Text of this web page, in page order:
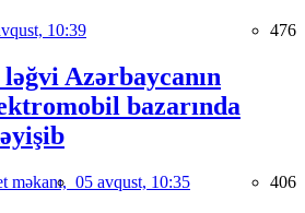
10:39 476
Azərbaycanın
bazarında
məkanı, 05 avqust, 10:35 406